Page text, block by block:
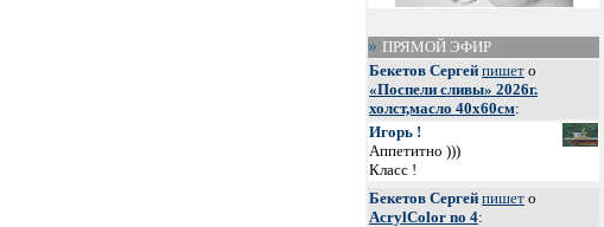
ПРЯМОЙ ЭФИР
Бекетов Сергей пишет о
«Поспели сливы» 2026г.
холст,масло 40х60см:
Игорь !
Аппетитно )))
Класс !
Бекетов Сергей пишет о
AcrylColor no 4: